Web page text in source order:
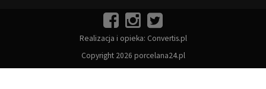
Realizacja i opieka: Convertis.pl
Copyright 2026 porcelana24.pl